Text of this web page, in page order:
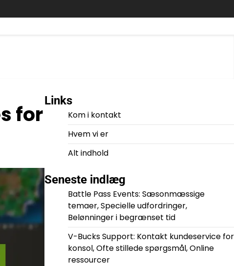
for
Links
Kom i kontakt
Hvem vi er
Alt indhold
Seneste indlæg
Battle Pass Events: Sæsonmæssige
temaer, Specielle udfordringer,
Belønninger i begrænset tid
V-Bucks Support: Kontakt kundeservice for
konsol, Ofte stillede spørgsmål, Online
ressourcer